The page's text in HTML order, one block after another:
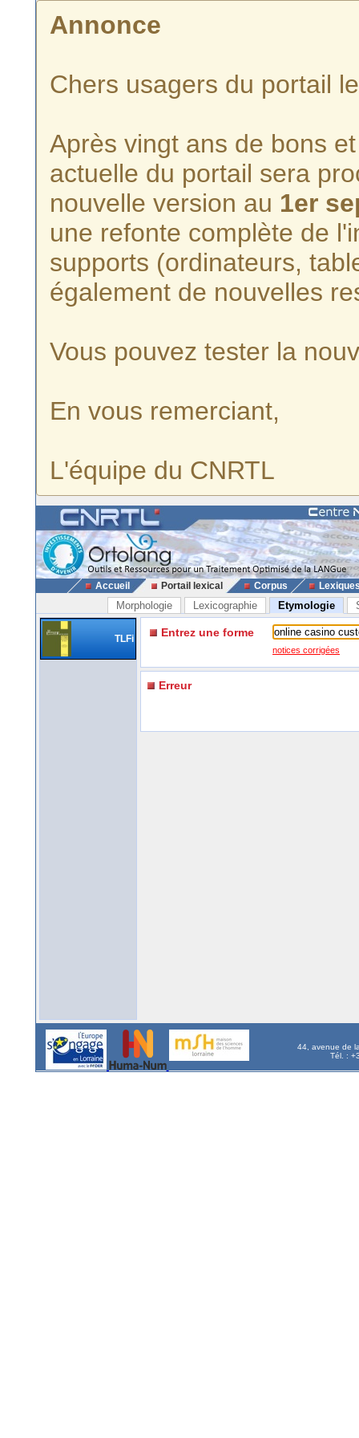
Annonce
Chers usagers du portail
Après vingt ans de bons
actuelle du portail sera
nouvelle version au 1er
une refonte complète de
supports (ordinateurs,
également de nouvelles
Vous pouvez tester la
En vous remerciant,
L'équipe du CNRTL
Accueil Portail lexical Corpus
Morphologie Lexicographie Etymologie
TLFi Entrez une forme
notices corrigées
Erreur
44, avenue de
Tél. :